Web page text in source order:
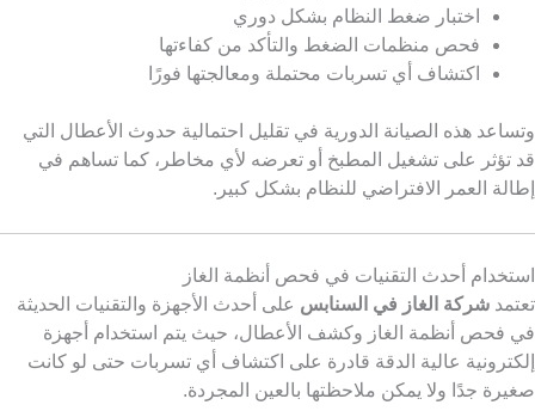
اختبار ضغط النظام بشكل دوري
فحص منظمات الضغط والتأكد من كفاءتها
اكتشاف أي تسربات محتملة ومعالجتها فورًا
وتساعد هذه الصيانة الدورية في تقليل احتمالية حدوث الأعطال التي
قد تؤثر على تشغيل المطبخ أو تعرضه لأي مخاطر، كما تساهم في
إطالة العمر الافتراضي للنظام بشكل كبير.
استخدام أحدث التقنيات في فحص أنظمة الغاز
تعتمد شركة الغاز في السنابس على أحدث الأجهزة والتقنيات الحديثة
في فحص أنظمة الغاز وكشف الأعطال، حيث يتم استخدام أجهزة
إلكترونية عالية الدقة قادرة على اكتشاف أي تسربات حتى لو كانت
صغيرة جدًا ولا يمكن ملاحظتها بالعين المجردة.